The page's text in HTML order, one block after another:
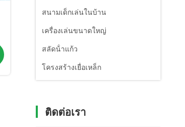
สนามเด็กเล่นในบ้าน
เครื่องเล่นขนาดใหญ่
สลัดน้ําแก้ว
โครงสร้างเยื่อเหล็ก
ติดต่อเรา